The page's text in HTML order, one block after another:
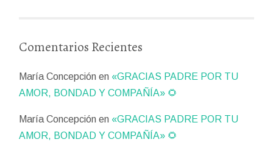
Comentarios Recientes
María Concepción en «GRACIAS PADRE POR TU
AMOR, BONDAD Y COMPAÑÍA» 🌻
María Concepción en «GRACIAS PADRE POR TU
AMOR, BONDAD Y COMPAÑÍA» 🌻